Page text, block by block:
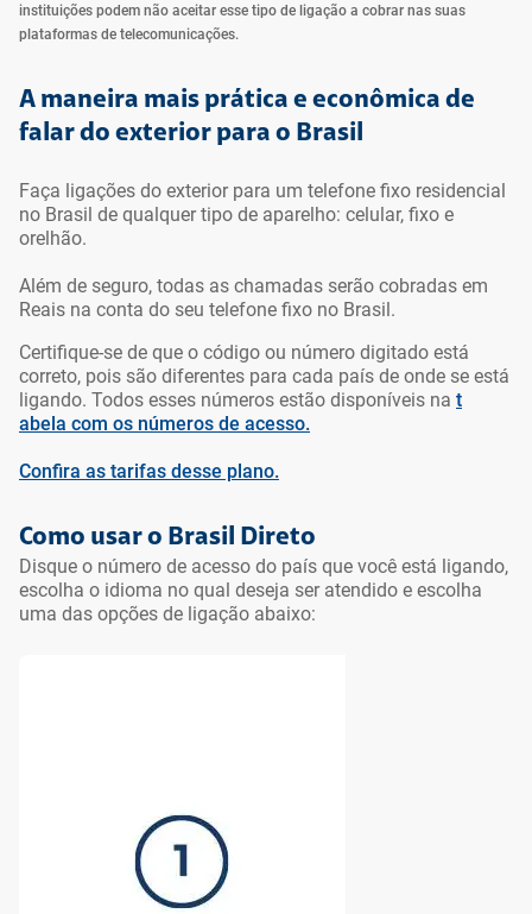
instituições podem não aceitar esse tipo de ligação a cobrar nas suas
plataformas de telecomunicações.
página
da página
página
A maneira mais prática e econômica de
falar do exterior para o Brasil
Faça ligações do exterior para um telefone fixo residencial
no Brasil de qualquer tipo de aparelho: celular, fixo e
orelhão.
Além de seguro, todas as chamadas serão cobradas em
Reais na conta do seu telefone fixo no Brasil.
Certifique-se de que o código ou número digitado está
correto, pois são diferentes para cada país de onde se está
ligando. Todos esses números estão disponíveis na t
abela com os números de acesso.
Confira as tarifas desse plano.
página
da página
Como usar o Brasil Direto
Disque o número de acesso do país que você está ligando,
escolha o idioma no qual deseja ser atendido e escolha
uma das opções de ligação abaixo: